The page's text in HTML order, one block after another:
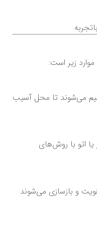
زیر است:
می‌شوند تا محل آسیب
اتو با روش‌های
و بازسازی می‌شوند